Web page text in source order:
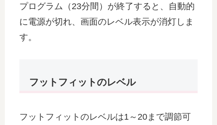
プログラム（23分間）が終了すると、自動的
に電源が切れ、画面のレベル表示が消灯しま
す。
フットフィットのレベル
フットフィットのレベルは1～20まで調節可